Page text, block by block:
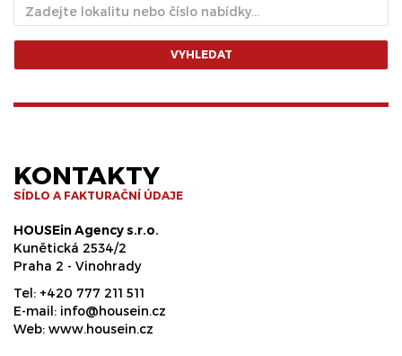
VYHLEDAT
KONTAKTY
SÍDLO A FAKTURAČNÍ ÚDAJE
HOUSEin Agency s.r.o.
Kunětická 2534/2
Praha 2 - Vinohrady
Tel: +420 777 211 511
E-mail: info@housein.cz
Web: www.housein.cz